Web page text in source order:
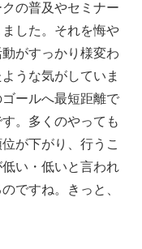
の普及やセミナー
した。それを悔や
がすっかり様変わ
うな気がしていま
ールへ最短距離で
。多くのやっても
が下がり、行うこ
い・低いと言われ
ですね。きっと、